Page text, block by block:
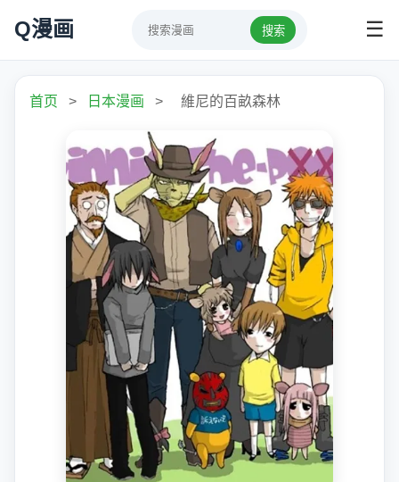
Q漫画 搜索 ☰
首页 > 日本漫画 > 維尼的百畝森林